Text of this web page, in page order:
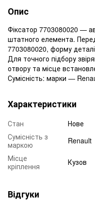
Опис
Фіксатор 7703080020 —
штатного елемента.
7703080020, форму
Для точного підбору
отвору та місце
Сумісність: марки —
Характеристики
Стан
Нове
Сумісність з
маркою
Renault
Місце
кріплення
Кузов
Відгуки